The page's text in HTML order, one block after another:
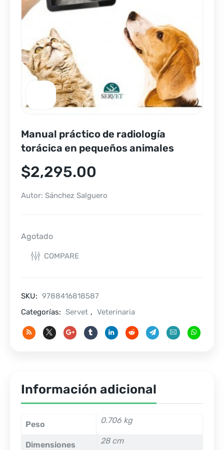
Manual práctico de radiología
torácica en pequeños animales
$2,295.00
Autor: Sánchez Salguero
Agotado
COMPARE
SKU: 9788416818587
Categorías: Servet , Veterinaria
Información adicional
Peso 0.706 kg
Dimensiones 28 cm